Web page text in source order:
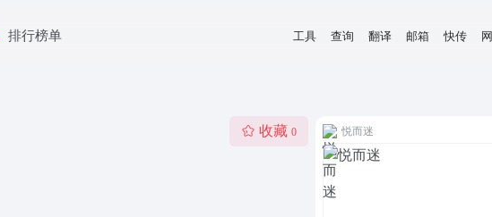
排行榜单 工具 查询 翻译 邮箱 快传
收藏 0 悦而迷